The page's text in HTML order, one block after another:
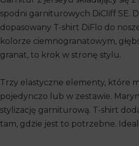
spodni garniturowych DiCliff SE.
dopasowany T-shirt DiFlo do
kolorze ciemnogranatowym,
granat, to krok w stronę stylu.
Trzy elastyczne elementy, które
pojedynczo lub w zestawie.
stylizację garniturową. T-shirt
tam, gdzie jest to potrzebne.